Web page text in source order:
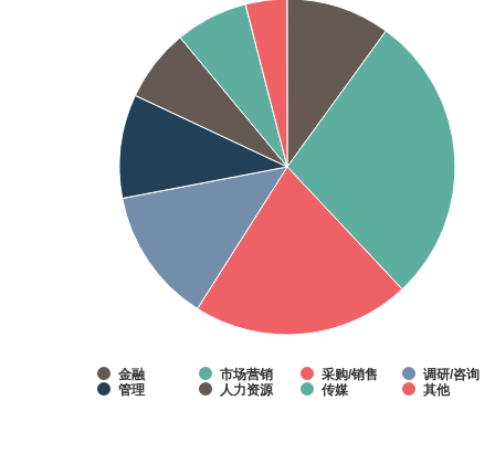
金融 市场营销 采购/销售
调研/咨询
管理
人力资源 传媒 其他